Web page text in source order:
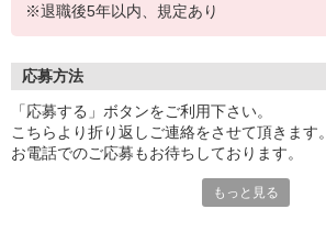
※退職後5年以内、規定あり
応募方法
「応募する」ボタンをご利用下さい。
こちらより折り返しご連絡をさせて頂きます。
お電話でのご応募もお待ちしております。
もっと見る